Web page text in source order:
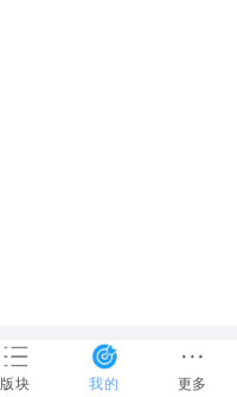
版块 我的 更多